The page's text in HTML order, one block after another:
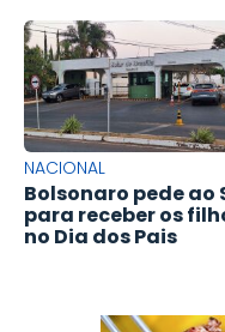
NACIONAL
Bolsonaro pede ao
para receber os
no Dia dos Pais